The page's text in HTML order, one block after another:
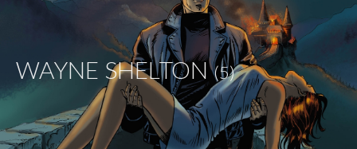
WAYNE SHELTON(5)